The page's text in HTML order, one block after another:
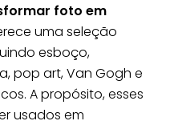
foto em
uma seleção
esboço,
pop art, Van Gogh e
A propósito, esses
usados ​​em